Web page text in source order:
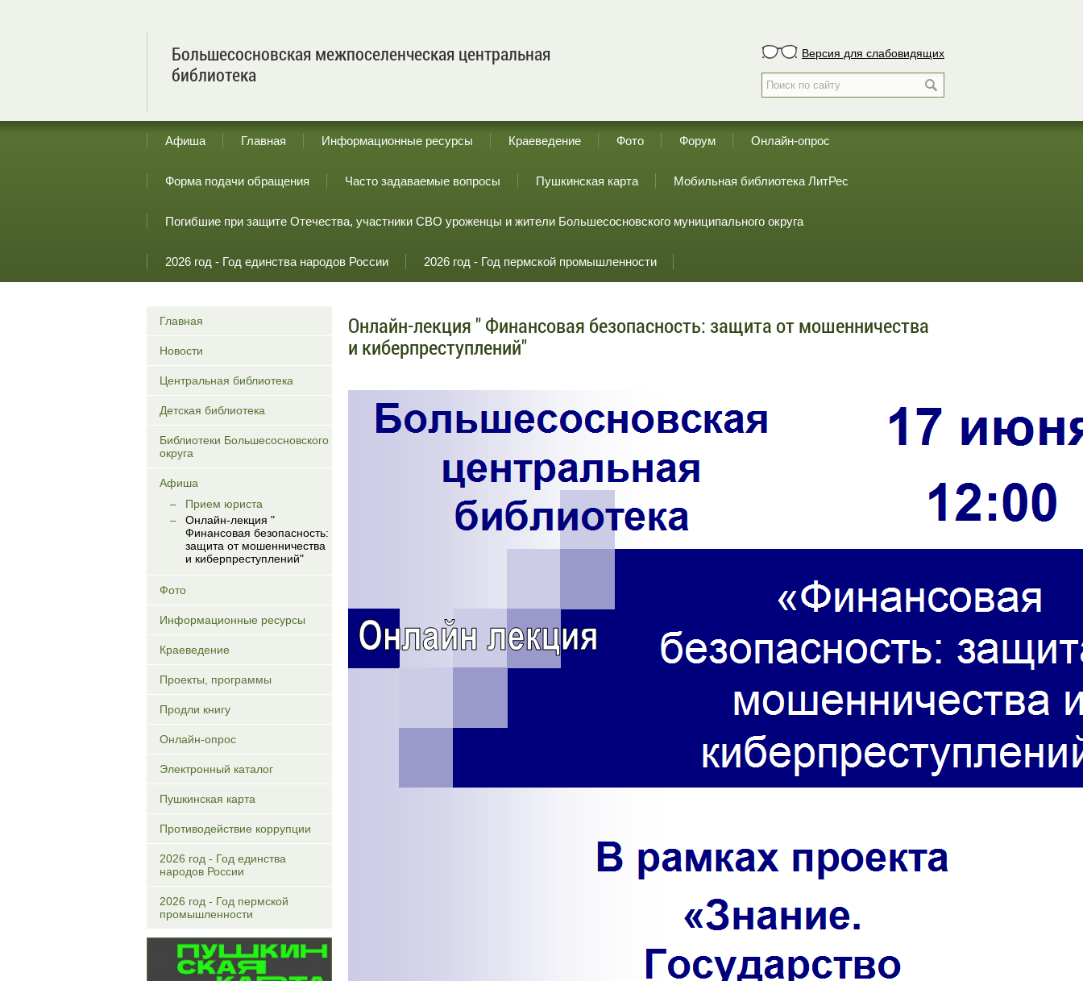
Большесосновская межпоселенческая центральная
библиотека
Версия для слабовидящих
Афиша Главная Информационные ресурсы Краеведение Фото Форум Онлайн-опрос
Форма подачи обращения Часто задаваемые вопросы Пушкинская карта Мобильная библиотека ЛитРес
Погибшие при защите Отечества, участники СВО уроженцы и жители Большесосновского муниципального округа
2026 год - Год единства народов России 2026 год - Год пермской промышленности
Главная
Новости
Центральная библиотека
Детская библиотека
Библиотеки Большесосновского
округа
Афиша
Прием юриста
Онлайн-лекция "
Финансовая безопасность:
защита от мошенничества
и киберпреступлений"
Фото
Информационные ресурсы
Краеведение
Проекты, программы
Продли книгу
Онлайн-опрос
Электронный каталог
Пушкинская карта
Противодействие коррупции
2026 год - Год единства
народов России
2026 год - Год пермской
промышленности
Онлайн-лекция " Финансовая безопасность: защита от мошенничества
и киберпреступлений"